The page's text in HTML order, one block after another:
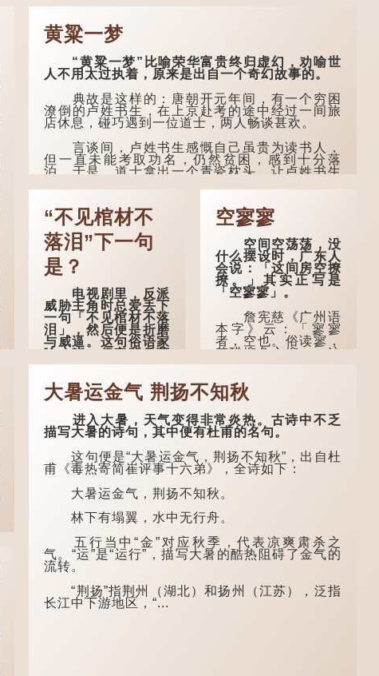
黄粱一梦
“黄粱一梦”比喻荣华富贵终归虚幻，劝喻世
人不用太过执着，原来是出自一个奇幻故事的。
典故是这样的：唐朝开元年间，有一个穷困
潦倒的卢姓书生，在上京赴考的途中经过一间旅
店休息，碰巧遇到一位道士，两人畅谈甚欢。
言谈间，卢姓书生感慨自己虽贵为读书人，
但一直未能考取功名，仍然贫困，感到十分落
泊。于是，道士拿出一个青瓷枕头，让卢姓书生
这时，...
“不见棺材不
落泪”下一句
是？
电视剧里，反派
威胁主角时总爱丢下
一句「不见棺材不落
泪」，然后便是折磨
与威逼。这句俗语家
喻户晓，但它背后藏
着怎样的故事呢？
「不见棺材不落
泪」的原句，有说法
是「不见棺材不下
泪」或「不见亲棺不
下泪」，出自明朝兰
陵笑笑生所著的《金
瓶梅词话》第九十八
回。原意是指人未亲
眼见到亲人棺木，便
不会真正感到悲伤；
后来引申为比喻人执
迷不悟，不到彻底失
败，便不肯罢休。
许多人对这上半
句耳熟能详，但它其
实还有下半句——
「不到黄河心不
死」...
空寥寥
空间空荡荡，没
什么摆设时，广东人
会说：「这间房空撩
撩。」其实正写是
「空寥寥」。
詹宪慈《广州语
本字》云：「寥寥
者，空也。俗读寥，
若醋馏鱼之馏。」这
《说文》注本中，
「寥」是「廫」的篆
形，解作空渺、空
虚。如《列仙传·安
期先生》载琊阜老人
故事，以「寥寥安
期，虚质高清」形容
空虚无所事事。
唐代《艺文类
聚》引晋孙绰《表哀
诗》：「寥寥空堂，
寂寂响户」...
大暑运金气 荆扬不知秋
进入大暑，天气变得非常炎热。古诗中不乏
描写大暑的诗句，其中便有杜甫的名句。
这句便是“大暑运金气，荆扬不知秋”，出自杜
甫《毒热寄简崔评事十六弟》，全诗如下：
大暑运金气，荆扬不知秋。
林下有塌翼，水中无行舟。
五行当中“金”对应秋季，代表凉爽肃杀之
气。“运”是“运行”，描写大暑的酷热阻碍了金气的
流转。
“荆扬”指荆州（湖北）和扬州（江苏），泛指
长江中下游地区，“...